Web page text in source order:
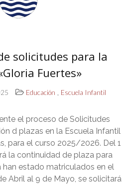
solicitudes para la
Fuertes»
Educación , Escuela Infantil
el proceso de Solicitudes
d plazas en la Escuela Infantil
para el curso 2025/2026. Del 1
la continuidad de plaza para
han estado matriculados en el
Abril al 9 de Mayo, se solicitará